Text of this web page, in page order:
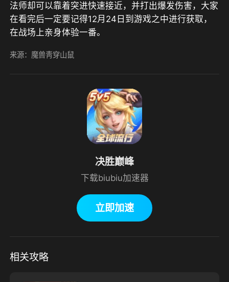
法师却可以靠着突进快速接近，并打出爆发伤害，大家
在看完后一定要记得12月24日到游戏之中进行获取，
在战场上亲身体验一番。
来源：魔兽靑穿山鼠
决胜巅峰
下载biubiu加速器
立即加速
相关攻略